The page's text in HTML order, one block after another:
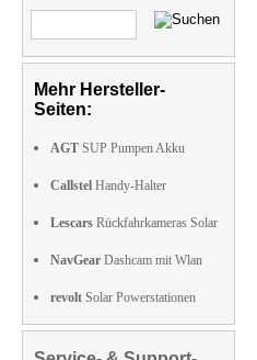
Mehr Hersteller-
Seiten:
AGT SUP Pumpen Akku
Callstel Handy-Halter
Lescars Rückfahrkameras Solar
NavGear Dashcam mit Wlan
revolt Solar Powerstationen